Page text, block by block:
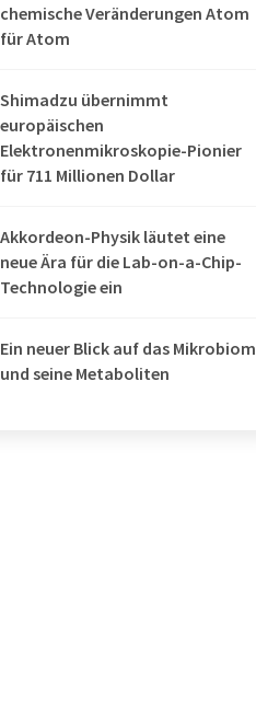
chemische Veränderungen Atom
für Atom
Shimadzu übernimmt
europäischen
Elektronenmikroskopie-Pionier
für 711 Millionen Dollar
Akkordeon-Physik läutet eine
neue Ära für die Lab-on-a-Chip-
Technologie ein
Ein neuer Blick auf das Mikrobiom
und seine Metaboliten